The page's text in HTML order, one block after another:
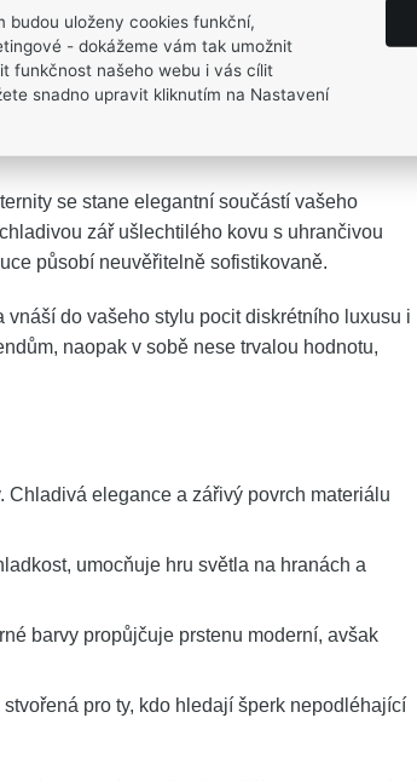
52, 54, 60, 62
g
se stane elegantní součástí vašeho
zář ušlechtilého kovu s uhrančivou
působí neuvěřitelně sofistikovaně.
do vašeho stylu pocit diskrétního luxusu i
naopak v sobě nese trvalou hodnotu,
Chladivá elegance a zářivý povrch materiálu
umocňuje hru světla na hranách a
barvy propůjčuje prstenu moderní, avšak
pro ty, kdo hledají šperk nepodléhající
budou uloženy cookies funkční,
- dokážeme vám tak umožnit
funkčnost našeho webu i vás cílit
snadno upravit kliknutím na Nastavení